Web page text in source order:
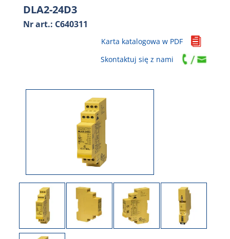
DLA2-24D3
Nr art.: C640311

Karta katalogowa w PDF
Skontaktuj się z nami